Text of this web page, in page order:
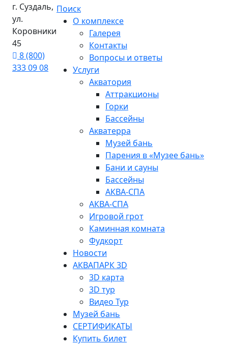
г. Суздаль,
ул.
Коровники
45
8 (800)
333 09 08
Поиск
О комплексе
Галерея
Контакты
Вопросы и ответы
Услуги
Акватория
Аттракционы
Горки
Бассейны
Акватерра
Музей бань
Парения в «Музее бань»
Бани и сауны
Бассейны
АКВА-СПА
АКВА-СПА
Игровой грот
Каминная комната
Фудкорт
Новости
АКВАПАРК 3D
3D карта
3D тур
Видео Тур
Музей бань
СЕРТИФИКАТЫ
Купить билет